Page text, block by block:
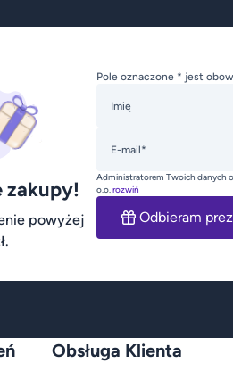
zakupy!
powyżej
Pole oznaczone * jest
Imię
E-mail*
Administratorem Twoich danych
o.o.rozwiń
Odbieram
Obsługa Klienta